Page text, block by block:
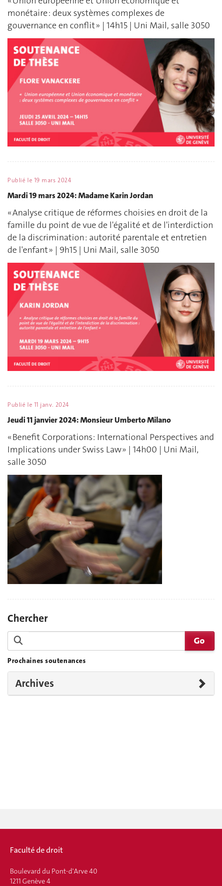
monétaire : deux systèmes complexes de
gouvernance en conflit » | 14h15 | Uni Mail, salle 3050
Publié le 19 mars 2024
Mardi 19 mars 2024: Madame Karin Jordan
« Analyse critique de réformes choisies en droit de la
famille du point de vue de l'égalité et de l'interdiction
de la discrimination : autorité parentale et entretien
de l'enfant » | 9h15 | Uni Mail, salle 3050
Publié le 11 janv. 2024
Jeudi 11 janvier 2024: Monsieur Umberto Milano
« Benefit Corporations: International Perspectives and
Implications under Swiss Law » | 14h00 | Uni Mail,
salle 3050
Chercher
Prochaines soutenances
Archives
Faculté de droit
Boulevard du Pont-d'Arve 40
1211 Genève 4